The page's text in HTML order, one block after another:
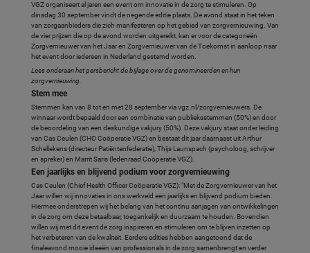
VGZ organiseert al jaren een event om innovatie in de zorg te stimuleren. Op
dinsdag 30 september vindt de negende editie plaats. De avond staat in het teken
van zorgaanbieders die zich manifesteren op het gebied van zorgvernieuwing. Van
de vier prijzen die op de avond worden uitgereikt, kan er voor de categorieën
Zorgvernieuwer van het Jaar en Zorgvernieuwer van de Toekomst in aanloop naar
het event door iedereen in Nederland gestemd worden.
Lees onderaan het persbericht de bijlage over de genomineerden en hun
zorgvernieuwing.
Stem mee
Stemmen kan van 8 tot en met 28 september via vgz.nl/zorgvernieuwers. De
winnaar wordt bepaald door een combinatie van publieksstemmen (50%) en door
de beoordeling van een deskundige vakjury (50%). Deze vakjury staat onder leiding
van Cas Ceulen (CHO Coöperatie VGZ) en bestaat dit jaar daarnaast uit Arthur
Schellekens (directeur Patiëntenfederatie), Thijs Launspach (psycholoog, schrijver
en spreker) en Marrit Saris (ledenraad Coöperatie VGZ).
Een jaarlijks en blijvend podium voor zorgvernieuwing
Cas Ceulen (Chief Health Officer Coöperatie VGZ): "Met de Zorgvernieuwer van het
Jaar willen wij innovaties in ons werkveld een jaarlijks en blijvend podium bieden.
Hiermee onderstrepen wij het belang van het continu aanjagen van ontwikkelingen
in de zorg om deze betaalbaar, toegankelijk en duurzaam te houden. Bovendien
willen wij met dit event de zorg inspireren en stimuleren om te blijven inzetten op
het verbeteren van de kwaliteit. Eerdere edities hebben aangetoond dat de
finaleavond mooie ideeën van professionals in de zorg samenbrengt en verder